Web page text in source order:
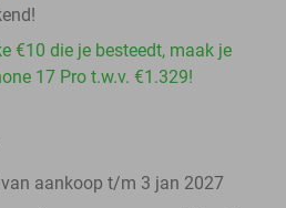
€10 die je besteedt, maak je
17 Pro t.w.v. €1.329!
aankoop t/m 3 jan 2027